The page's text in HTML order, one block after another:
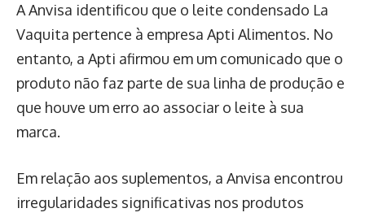
A Anvisa identificou que o leite condensado La
Vaquita pertence à empresa Apti Alimentos. No
entanto, a Apti afirmou em um comunicado que o
produto não faz parte de sua linha de produção e
que houve um erro ao associar o leite à sua
marca.
Em relação aos suplementos, a Anvisa encontrou
irregularidades significativas nos produtos